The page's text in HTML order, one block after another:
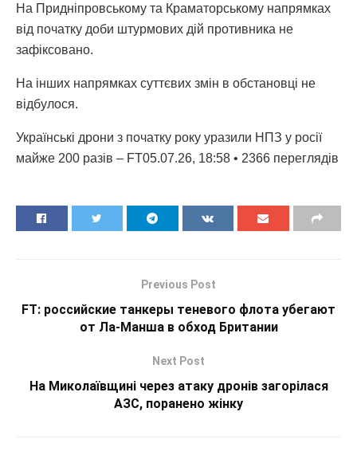
На Придніпровському та Краматорському напрямках
від початку доби штурмових дій противника не
зафіксовано.
На інших напрямках суттєвих змін в обстановці не
відбулося.
Українські дрони з початку року уразили НПЗ у росії
майже 200 разів – FT05.07.26, 18:58 • 2366 переглядiв
Previous Post
FT: российские танкеры теневого флота убегают
от Ла-Манша в обход Британии
Next Post
На Миколаївщині через атаку дронів загорілася
АЗС, поранено жінку